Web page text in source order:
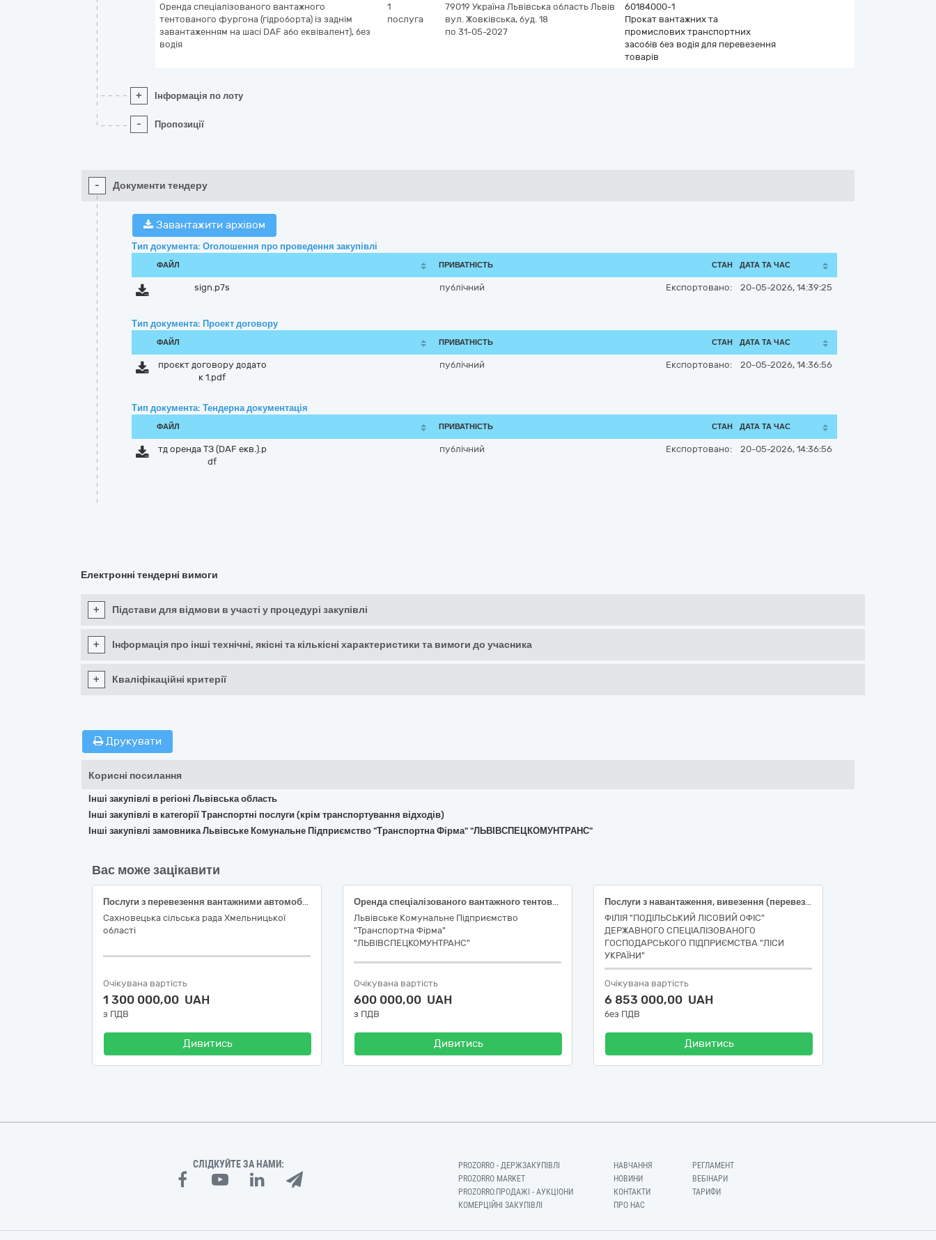
Оренда спеціалізованого вантажного
тентованого фургона (гідроборта) із заднім
завантаженням на шасі DAF або еквівалент), без
водія
1
послуга
79019 Україна Львівська область Львів
вул. Жовківська, буд. 18
по 31-05-2027
60184000-1
Прокат вантажних та
промислових транспортних
засобів без водія для перевезення
товарів
+ Інформація по лоту
- Пропозиції
- Документи тендеру
Завантажити архівом
Тип документа: Оголошення про проведення закупівлі
ФАЙЛ ПРИВАТНІСТЬ СТАН ДАТА ТА ЧАС
sign.p7s публічний Експортовано: 20-05-2026, 14:39:25
Тип документа: Проект договору
ФАЙЛ ПРИВАТНІСТЬ СТАН ДАТА ТА ЧАС
проєкт договору додато
к 1.pdf
публічний Експортовано: 20-05-2026, 14:36:56
Тип документа: Тендерна документація
ФАЙЛ ПРИВАТНІСТЬ СТАН ДАТА ТА ЧАС
тд оренда ТЗ (DAF екв.).p
df
публічний Експортовано: 20-05-2026, 14:36:56
Електронні тендерні вимоги
+ Підстави для відмови в участі у процедурі закупівлі
+ Інформація про інші технічні, якісні та кількісні характеристики та вимоги до учасника
+ Кваліфікаційні критерії
Друкувати
Корисні посилання
Інші закупівлі в регіоні Львівська область
Інші закупівлі в категорії Транспортні послуги (крім транспортування відходів)
Інші закупівлі замовника Львівське Комунальне Підприємство "Транспортна Фірма" "ЛЬВІВСПЕЦКОМУНТРАНС"
Вас може зацікавити
Послуги з перевезення вантажними автомобілями щебеню та щебенево-піщаної суміші на територію Сахновецької сільської територіальної громади Шепетівського району Хмельницької області
Сахновецька сільська рада Хмельницької
області
Очікувана вартість
1 300 000,00 UAH
з ПДВ
Дивитись
Оренда спеціалізованого вантажного тентованого фургона (гідроборта) із заднім завантаженням на шасі Mercedes atego або еквівалент), без водія
Львівське Комунальне Підприємство
"Транспортна Фірма"
"ЛЬВІВСПЕЦКОМУНТРАНС"
Очікувана вартість
600 000,00 UAH
з ПДВ
Дивитись
Послуги з навантаження, вивезення (перевезення) та розвантаження деревини Путильське надлісництво
ФІЛІЯ "ПОДІЛЬСЬКИЙ ЛІСОВИЙ ОФІС"
ДЕРЖАВНОГО СПЕЦІАЛІЗОВАНОГО
ГОСПОДАРСЬКОГО ПІДПРИЄМСТВА "ЛІСИ
УКРАЇНИ"
Очікувана вартість
6 853 000,00 UAH
без ПДВ
Дивитись
СЛІДКУЙТЕ ЗА НАМИ:
PROZORRO - ДЕРЖЗАКУПІВЛІ
PROZORRO MARKET
PROZORRO.ПРОДАЖІ - АУКЦІОНИ
КОМЕРЦІЙНІ ЗАКУПІВЛІ
НАВЧАННЯ
НОВИНИ
КОНТАКТИ
ПРО НАС
РЕГЛАМЕНТ
ВЕБІНАРИ
ТАРИФИ